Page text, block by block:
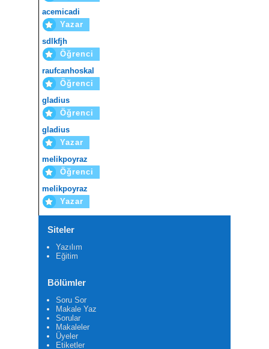
acemicadi
Yazar
sdlkfjh
Öğrenci
raufcanhoskal
Öğrenci
gladius
Öğrenci
gladius
Yazar
melikpoyraz
Öğrenci
melikpoyraz
Yazar
Siteler
Yazılım
Eğitim
Bölümler
Soru Sor
Makale Yaz
Sorular
Makaleler
Üyeler
Etiketler